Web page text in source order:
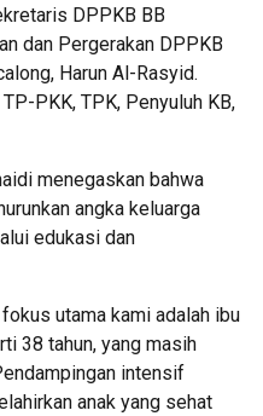
DPPKB BB
dan Pergerakan DPPKB
Harun Al-Rasyid.
PKK, TPK, Penyuluh KB,
menegaskan bahwa
angka keluarga
edukasi dan
utama kami adalah ibu
38 tahun, yang masih
intensif
anak yang sehat